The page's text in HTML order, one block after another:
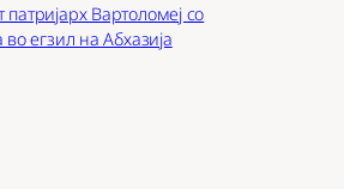
Вартоломеј со
егзил на Абхазија